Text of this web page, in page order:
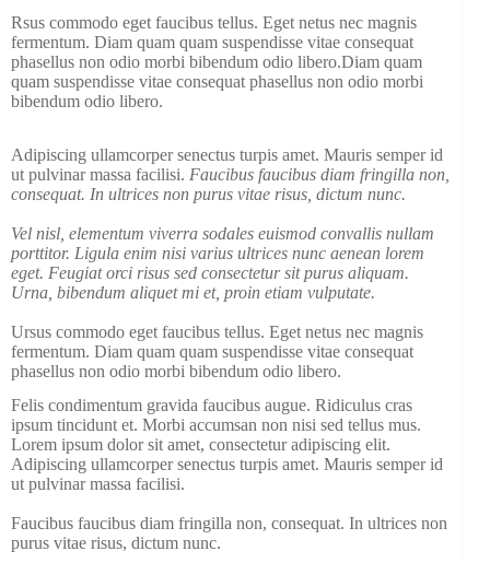
Rsus commodo eget faucibus tellus. Eget netus nec magnis
fermentum. Diam quam quam suspendisse vitae consequat
phasellus non odio morbi bibendum odio libero.Diam quam
quam suspendisse vitae consequat phasellus non odio morbi
bibendum odio libero.
Adipiscing ullamcorper senectus turpis amet. Mauris semper id
ut pulvinar massa facilisi. Faucibus faucibus diam fringilla non,
consequat. In ultrices non purus vitae risus, dictum nunc.
Vel nisl, elementum viverra sodales euismod convallis nullam
porttitor. Ligula enim nisi varius ultrices nunc aenean lorem
eget. Feugiat orci risus sed consectetur sit purus aliquam.
Urna, bibendum aliquet mi et, proin etiam vulputate.
Ursus commodo eget faucibus tellus. Eget netus nec magnis
fermentum. Diam quam quam suspendisse vitae consequat
phasellus non odio morbi bibendum odio libero.
Felis condimentum gravida faucibus augue. Ridiculus cras
ipsum tincidunt et. Morbi accumsan non nisi sed tellus mus.
Lorem ipsum dolor sit amet, consectetur adipiscing elit.
Adipiscing ullamcorper senectus turpis amet. Mauris semper id
ut pulvinar massa facilisi.
Faucibus faucibus diam fringilla non, consequat. In ultrices non
purus vitae risus, dictum nunc.